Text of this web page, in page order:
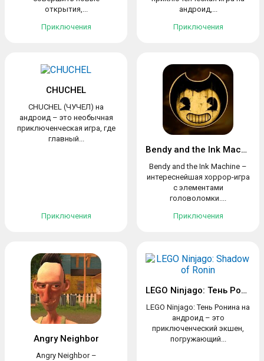
открытия,...
Приключения
андроид,...
Приключения
CHUCHEL
CHUCHEL (ЧУЧЕЛ) на
андроид – это необычная
приключенческая игра, где
главный...
Приключения
Bendy and the Ink Machine
Bendy and the Ink Machine –
интереснейшая хоррор-игра
с элементами
головоломки....
Приключения
Angry Neighbor
Angry Neighbor –
LEGO Ninjago: Тень Ронина
LEGO Ninjago: Тень Ронина на
андроид – это
приключенческий экшен,
погружающий...